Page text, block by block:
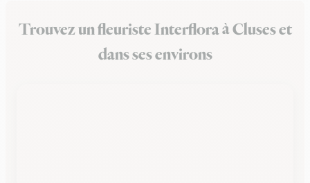
Trouvez un fleuriste Interflora à Cluses et
dans ses environs